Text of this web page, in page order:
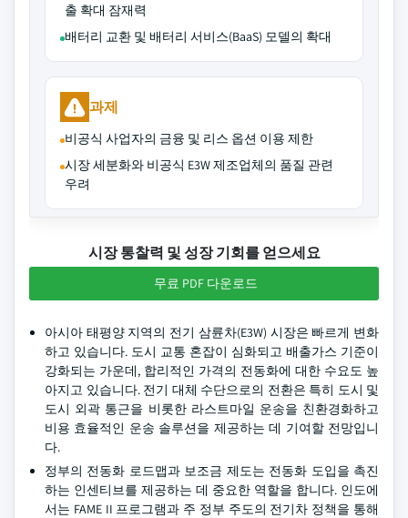
출 확대 잠재력
배터리 교환 및 배터리 서비스(BaaS) 모델의 확대
과제
비공식 사업자의 금융 및 리스 옵션 이용 제한
시장 세분화와 비공식 E3W 제조업체의 품질 관련
우려
시장 통찰력 및 성장 기회를 얻으세요
무료 PDF 다운로드
아시아 태평양 지역의 전기 삼륜차(E3W) 시장은 빠르게 변화
하고 있습니다. 도시 교통 혼잡이 심화되고 배출가스 기준이
강화되는 가운데, 합리적인 가격의 전동화에 대한 수요도 높
아지고 있습니다. 전기 대체 수단으로의 전환은 특히 도시 및
도시 외곽 통근을 비롯한 라스트마일 운송을 친환경화하고
비용 효율적인 운송 솔루션을 제공하는 데 기여할 전망입니
다.
정부의 전동화 로드맵과 보조금 제도는 전동화 도입을 촉진
하는 인센티브를 제공하는 데 중요한 역할을 합니다. 인도에
서는 FAME II 프로그램과 주 정부 주도의 전기차 정책을 통해